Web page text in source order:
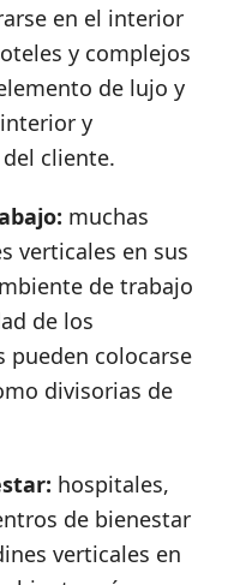
en el interior
y complejos
de lujo y
y
cliente.
muchas
verticales en sus
de trabajo
de los
pueden colocarse
divisorias de
hospitales,
de bienestar
verticales en